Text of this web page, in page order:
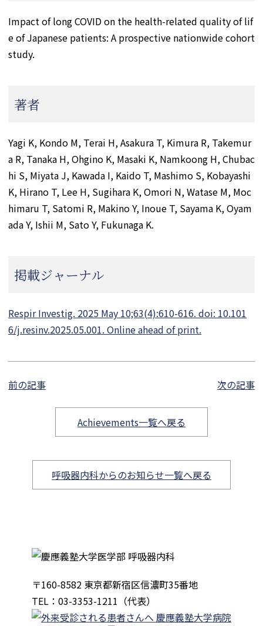
Impact of long COVID on the health-related quality of lif
e of Japanese patients: A prospective nationwide cohort
study.
著者
Yagi K, Kondo M, Terai H, Asakura T, Kimura R, Takemur
a R, Tanaka H, Ohgino K, Masaki K, Namkoong H, Chubac
hi S, Miyata J, Kawada I, Kaido T, Mashimo S, Kobayashi
K, Hirano T, Lee H, Sugihara K, Omori N, Watase M, Moc
himaru T, Satomi R, Makino Y, Inoue T, Sayama K, Oyam
ada Y, Ishii M, Sato Y, Fukunaga K.
掲載ジャーナル
Respir Investig. 2025 May 10;63(4):610-616. doi: 10.101
6/j.resinv.2025.05.001. Online ahead of print.
前の記事 次の記事
Achievements一覧へ戻る
呼吸器内科からのお知らせ一覧へ戻る
〒160-8582 東京都新宿区信濃町35番地
TEL：03-3353-1211（代表）